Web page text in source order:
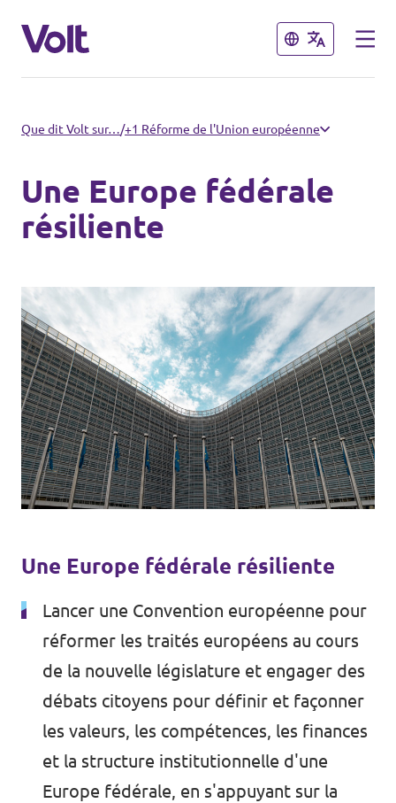
Fermer
Volt France
Nos élections
Carte des régions
Nos régions et villes
Volt Lille
Volt Strasbourg
Fermer
Politiques
Personnes
Actualités
Agenda
Donner
Participer
Postes ouverts
Adhérer
Que dit Volt sur…/+1 Réforme de l'Union européenne
Une Europe fédérale
résiliente
Une Europe fédérale résiliente
Lancer une Convention européenne pour
réformer les traités européens au cours
de la nouvelle législature et engager des
débats citoyens pour définir et façonner
les valeurs, les compétences, les finances
et la structure institutionnelle d'une
Europe fédérale, en s'appuyant sur la